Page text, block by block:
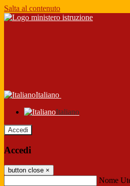
Salta al contenuto
Italiano
Italiano
Accedi
Accedi
button close ×
Nome